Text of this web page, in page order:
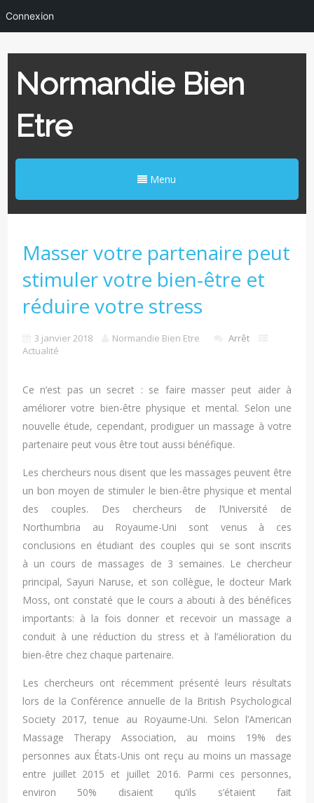
Normandie Bien
Etre
Menu
Masser votre partenaire peut
stimuler votre bien-être et
réduire votre stress
3 janvier 2018 Normandie Bien Etre
Arrêt
Actualité
Ce n’est pas un secret : se faire masser peut aider à
améliorer votre bien-être physique et mental. Selon une
nouvelle étude, cependant, prodiguer un massage à votre
partenaire peut vous être tout aussi bénéfique.
Les chercheurs nous disent que les massages peuvent être
un bon moyen de stimuler le bien-être physique et mental
des couples. Des chercheurs de l’Université de
Northumbria au Royaume-Uni sont venus à ces
conclusions en étudiant des couples qui se sont inscrits
à un cours de massages de 3 semaines. Le chercheur
principal, Sayuri Naruse, et son collègue, le docteur Mark
Moss, ont constaté que le cours a abouti à des bénéfices
importants: à la fois donner et recevoir un massage a
conduit à une réduction du stress et à l’amélioration du
bien-être chez chaque partenaire.
Les chercheurs ont récemment présenté leurs résultats
lors de la Conférence annuelle de la British Psychological
Society 2017, tenue au Royaume-Uni. Selon l’American
Massage Therapy Association, au moins 19% des
personnes aux États-Unis ont reçu au moins un massage
entre juillet 2015 et juillet 2016. Parmi ces personnes,
environ 50% disaient qu’ils s’étaient fait
Connexion